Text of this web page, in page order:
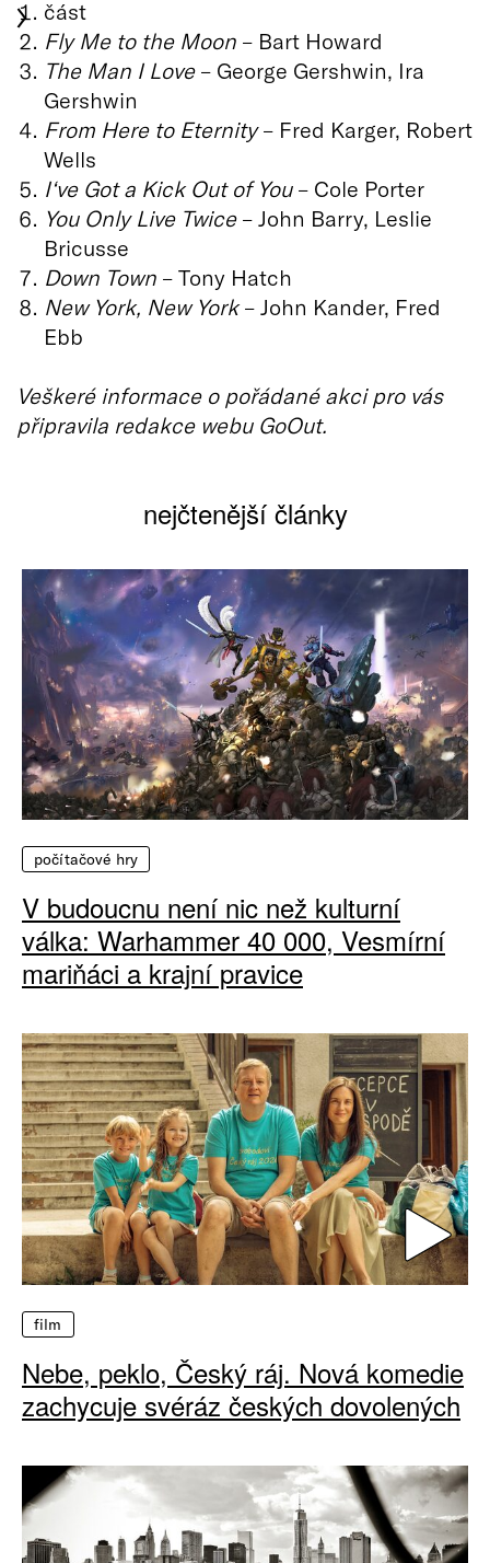
část
Fly Me to the Moon – Bart Howard
The Man I Love– George Gershwin, Ira
Gershwin
From Here to Eternity– Fred Karger, Robert
Wells
I‘ve Got a Kick Out of You– Cole Porter
You Only Live Twice– John Barry, Leslie
Bricusse
Down Town – Tony Hatch
New York, New York– John Kander, Fred
Ebb
Veškeré informace o pořádané akci pro vás
připravila redakce webu GoOut.
nejčtenější články
počítačové hry
V budoucnu není nic než kulturní
válka: Warhammer 40 000, Vesmírní
mariňáci a krajní pravice
film
Nebe, peklo, Český ráj. Nová komedie
zachycuje svéráz českých dovolených